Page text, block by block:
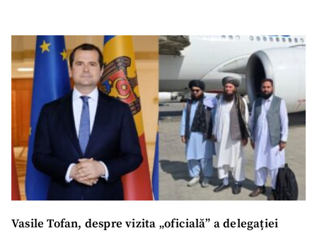
SUSȚINE
Vasile Tofan, despre vizita „oficială” a delegației